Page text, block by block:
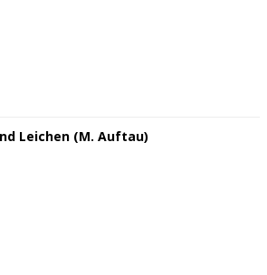
Leichen (M. Auftau)